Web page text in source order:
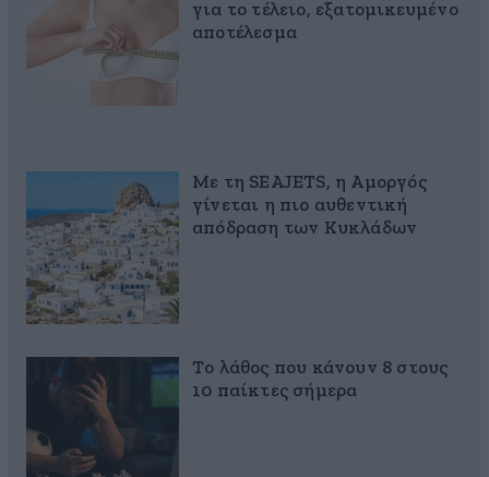
για το τέλειο, εξατομικευμένο
αποτέλεσμα
Με τη SEAJETS, η Αμοργός
γίνεται η πιο αυθεντική
απόδραση των Κυκλάδων
Το λάθος που κάνουν 8 στους
10 παίκτες σήμερα